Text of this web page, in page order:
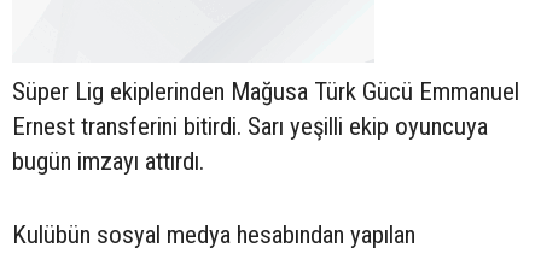
Süper Lig ekiplerinden Mağusa Türk Gücü Emmanuel
Ernest transferini bitirdi. Sarı yeşilli ekip oyuncuya
bugün imzayı attırdı.
Kulübün sosyal medya hesabından yapılan